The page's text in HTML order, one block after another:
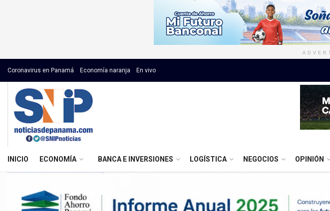
Coronavirus en Panamá Economía naranja En vivo
INICIO ECONOMÍA BANCA E INVERSIONES LOGÍSTICA NEGOCIOS OPINIÓN